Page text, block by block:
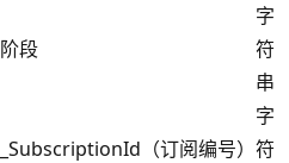
阶段
字
符
串
_SubscriptionId（订阅编号）
字
符